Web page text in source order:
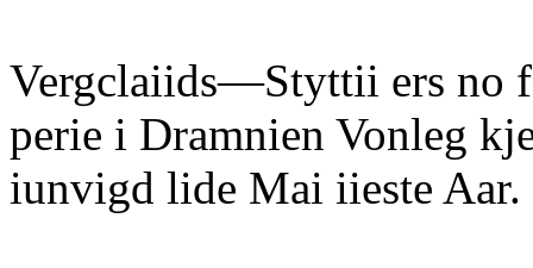
Vergclaiids—Styttii ers no
perie i Dramnien Vonleg
iunvigd lide Mai iieste Aar.